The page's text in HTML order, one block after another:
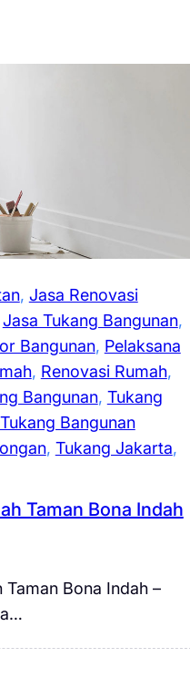
, Jasa Renovasi
Jasa Tukang Bangunan
Bangunan, Pelaksana
, Renovasi Rumah
Bangunan, Tukang
Tukang Bangunan
, Tukang Jakarta
Taman Bona Indah
Bona Indah –